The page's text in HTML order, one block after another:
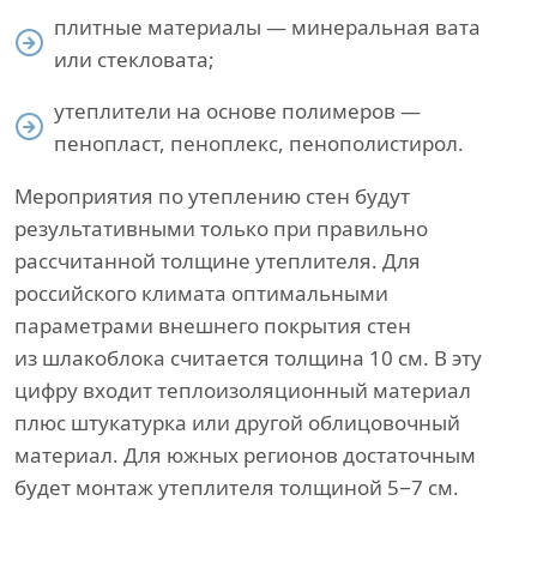
плитные материалы — минеральная вата
или стекловата;
утеплители на основе полимеров —
пенопласт, пеноплекс, пенополистирол.
Мероприятия по утеплению стен будут
результативными только при правильно
рассчитанной толщине утеплителя. Для
российского климата оптимальными
параметрами внешнего покрытия стен
из шлакоблока считается толщина 10 см. В эту
цифру входит теплоизоляционный материал
плюс штукатурка или другой облицовочный
материал. Для южных регионов достаточным
будет монтаж утеплителя толщиной 5−7 см.